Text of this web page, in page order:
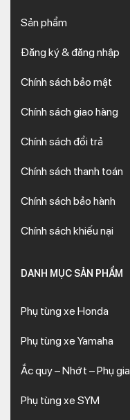
Sản phẩm
Đăng ký & đăng nhập
Chính sách bảo mật
Chính sách giao hàng
Chính sách đổi trả
Chính sách thanh toán
Chính sách bảo hành
Chính sách khiếu nại
DANH MỤC SẢN PHẨM
Phụ tùng xe Honda
Phụ tùng xe Yamaha
Ắc quy – Nhớt – Phụ gia
Phụ tùng xe SYM